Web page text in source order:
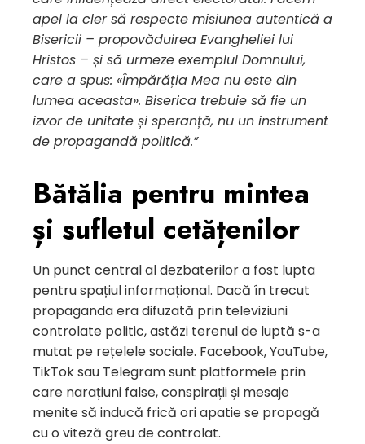
apel la cler să respecte misiunea autentică a
Bisericii – propovăduirea Evangheliei lui
Hristos – și să urmeze exemplul Domnului,
care a spus: «Împărăția Mea nu este din
lumea aceasta». Biserica trebuie să fie un
izvor de unitate și speranță, nu un instrument
de propagandă politică.”
Bătălia pentru mintea
și sufletul cetățenilor
Un punct central al dezbaterilor a fost lupta
pentru spațiul informațional. Dacă în trecut
propaganda era difuzată prin televiziuni
controlate politic, astăzi terenul de luptă s-a
mutat pe rețelele sociale. Facebook, YouTube,
TikTok sau Telegram sunt platformele prin
care narațiuni false, conspirații și mesaje
menite să inducă frică ori apatie se propagă
cu o viteză greu de controlat.